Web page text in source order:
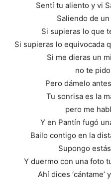
Sentí tu aliento y vi
Saliendo de
Si supieras lo que
Si supieras lo equivocada
Si me dieras un
no te
Pero dámelo
Tu sonrisa es la
pero me
Y en Pantín fugó
Bailo contigo en la
Supongo
Y duermo con una foto
Ahí dices